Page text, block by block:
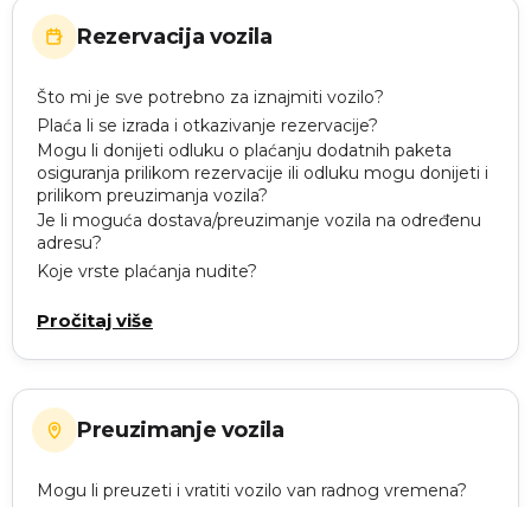
Rezervacija vozila
Što mi je sve potrebno za iznajmiti vozilo?
Plaća li se izrada i otkazivanje rezervacije?
Mogu li donijeti odluku o plaćanju dodatnih paketa
osiguranja prilikom rezervacije ili odluku mogu donijeti i
prilikom preuzimanja vozila?
Je li moguća dostava/preuzimanje vozila na određenu
adresu?
Koje vrste plaćanja nudite?
Pročitaj više
Preuzimanje vozila
Mogu li preuzeti i vratiti vozilo van radnog vremena?